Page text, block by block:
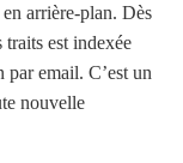
arrière-plan. Dès
est indexée
email. C’est un
nouvelle